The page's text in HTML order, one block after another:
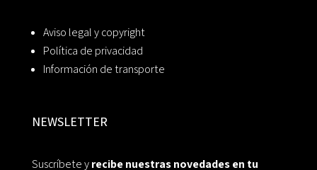
Aviso legal y copyright
Política de privacidad
Información de transporte
NEWSLETTER
Suscríbete yrecibe nuestras novedades en tu